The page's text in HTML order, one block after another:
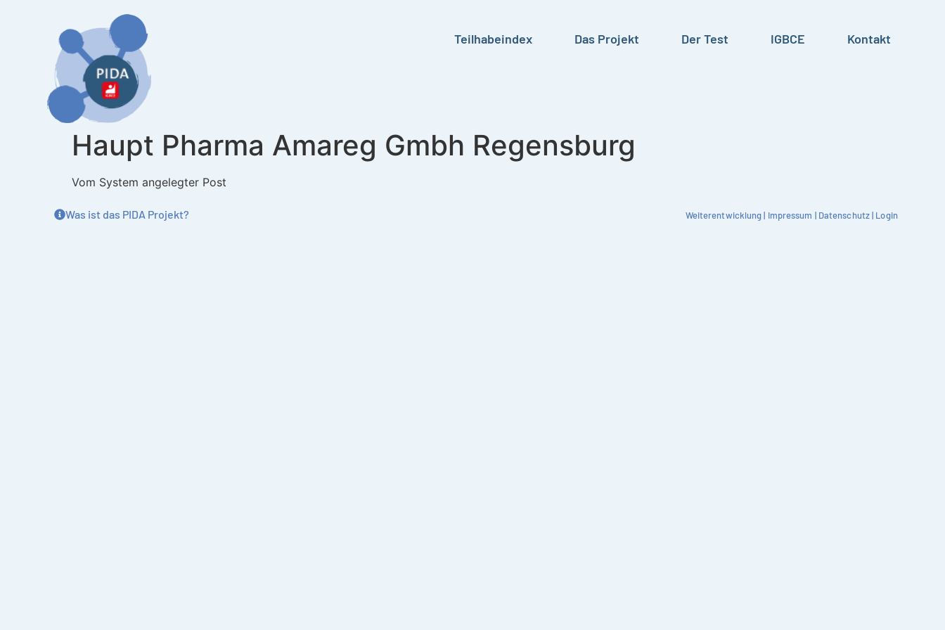
Teilhabeindex Das Projekt Der Test IGBCE Kontakt
Haupt Pharma Amareg Gmbh Regensburg
Vom System angelegter Post
Was ist das PIDA Projekt? Weiterentwicklung| Impressum | Datenschutz| Login